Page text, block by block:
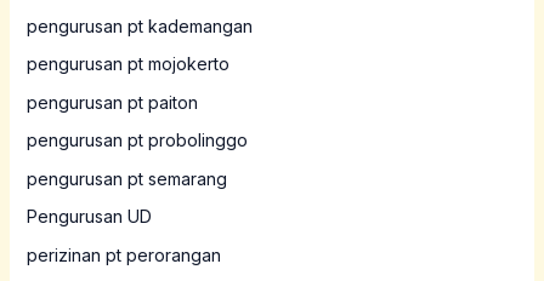
pengurusan pt kademangan
pengurusan pt mojokerto
pengurusan pt paiton
pengurusan pt probolinggo
pengurusan pt semarang
Pengurusan UD
perizinan pt perorangan